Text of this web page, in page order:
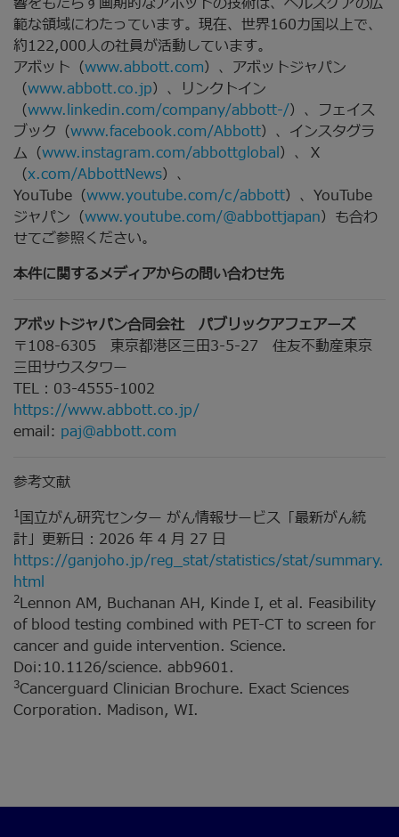
範な領域にわたっています。現在、世界160カ国以上で、
約122,000人の社員が活動しています。
アボット（www.abbott.com）、アボットジャパン
（www.abbott.co.jp）、リンクトイン
（www.linkedin.com/company/abbott-/）、フェイス
ブック（www.facebook.com/Abbott）、インスタグラ
ム（www.instagram.com/abbottglobal）、Ｘ
（x.com/AbbottNews）、
YouTube（www.youtube.com/c/abbott）、YouTube
ジャパン（www.youtube.com/@abbottjapan）も合わ
せてご参照ください。
本件に関するメディアからの問い合わせ先
アボットジャパン合同会社 パブリックアフェアーズ
〒108-6305 東京都港区三田3-5-27 住友不動産東京
三田サウスタワー
TEL：03-4555-1002
https://www.abbott.co.jp/
email: paj@abbott.com
参考文献
1国立がん研究センター がん情報サービス「最新がん統
計」更新日：2026 年 4 月 27 日
https://ganjoho.jp/reg_stat/statistics/stat/summary.
html
2Lennon AM, Buchanan AH, Kinde I, et al. Feasibility
of blood testing combined with PET-CT to screen for
cancer and guide intervention. Science.
Doi:10.1126/science. abb9601.
3Cancerguard Clinician Brochure. Exact Sciences
Corporation. Madison, WI.